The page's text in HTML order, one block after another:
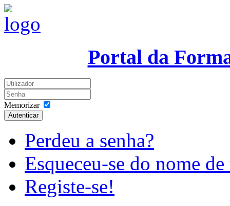
Portal da
Memorizar
Autenticar
Perdeu a senha?
Esqueceu-se do nome
Registe-se!